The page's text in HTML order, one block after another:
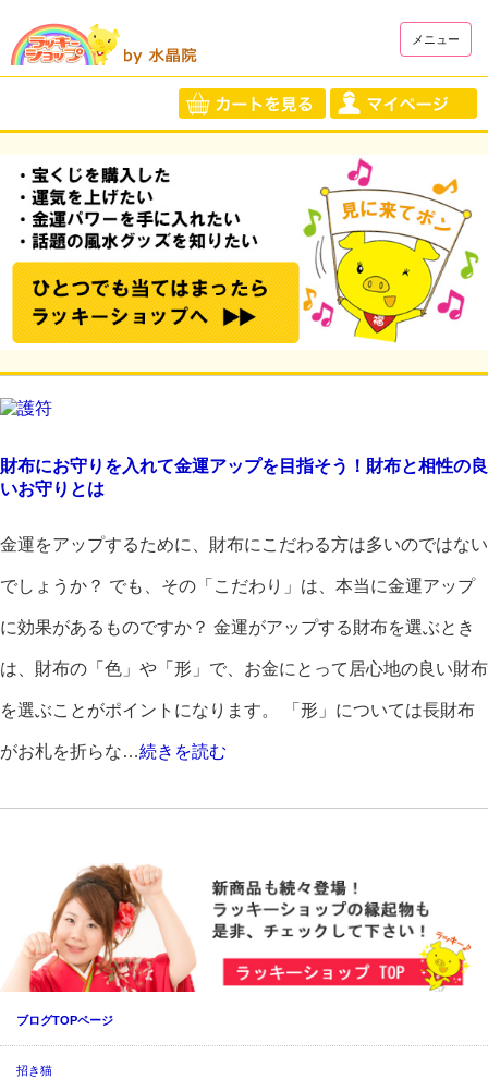
メニュー
財布にお守りを入れて金運アップを目指そう！財布と相性の良
いお守りとは
金運をアップするために、財布にこだわる方は多いのではない
でしょうか？ でも、その「こだわり」は、本当に金運アップ
に効果があるものですか？ 金運がアップする財布を選ぶとき
は、財布の「色」や「形」で、お金にとって居心地の良い財布
を選ぶことがポイントになります。 「形」については長財布
がお札を折らな…続きを読む
ブログTOPページ
招き猫